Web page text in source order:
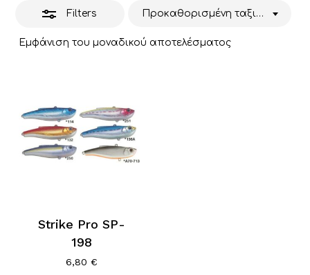
Filters
Εμφάνιση του μοναδικού αποτελέσματος
Προκαθορισμένη ταξινόμηση
Strike Pro SP-
198
6,80 €